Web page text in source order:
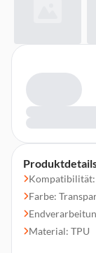
Kompatibilität:
Farbe:
Material: TPU